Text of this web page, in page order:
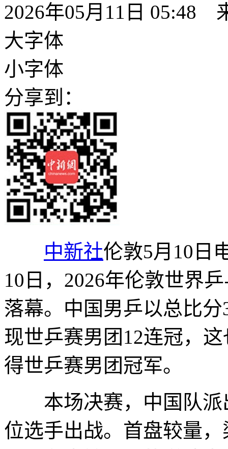
2026年05月11日 05:48
大字体
小字体
分享到：
中新社伦敦5月10日
10日，2026年伦敦世界
落幕。中国男乒以总比
现世乒赛男团12连冠，
得世乒赛男团冠军。
本场决赛，中国队派
位选手出战。首盘较量